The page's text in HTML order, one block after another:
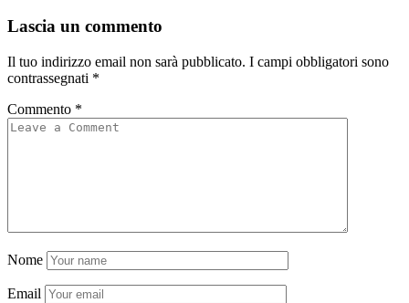
Lascia un commento
Il tuo indirizzo email non sarà pubblicato. I campi obbligatori sono
contrassegnati *
Commento *
Nome
Email